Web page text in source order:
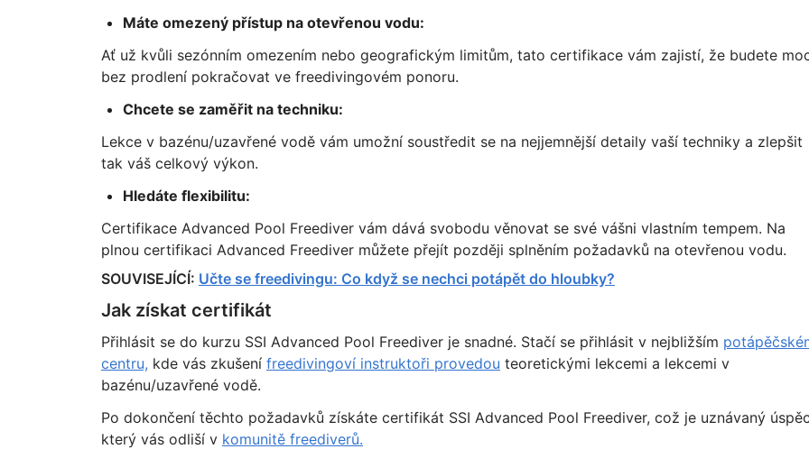
Máte omezený přístup na otevřenou vodu:
Ať už kvůli sezónním omezením nebo geografickým limitům, tato certifikace vám zajistí, že budete
bez prodlení pokračovat ve freedivingovém ponoru.
Chcete se zaměřit na techniku:
Lekce v bazénu/uzavřené vodě vám umožní soustředit se na nejjemnější detaily vaší techniky a zlepšit
tak váš celkový výkon.
Hledáte flexibilitu:
Certifikace Advanced Pool Freediver vám dává svobodu věnovat se své vášni vlastním tempem. Na
plnou certifikaci Advanced Freediver můžete přejít později splněním požadavků na otevřenou vodu.
SOUVISEJÍCÍ: Učte se freedivingu: Co když se nechci potápět do hloubky?
Jak získat certifikát
Přihlásit se do kurzu SSI Advanced Pool Freediver je snadné. Stačí se přihlásit v nejbližším
centru, kde vás zkušení freedivingoví instruktoři provedou teoretickými lekcemi a lekcemi v
bazénu/uzavřené vodě.
Po dokončení těchto požadavků získáte certifikát SSI Advanced Pool Freediver, což je uznávaný
který vás odliší v komunitě freediverů.